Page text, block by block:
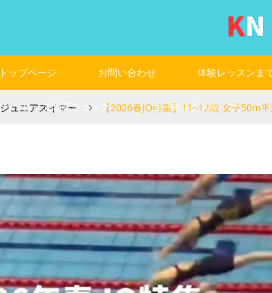
トップページ お問い合わせ 体験レッスンま
レース動画チェック コーチングスタッフ
ジュニアスイマー 【2026春JO特集】11~12歳 女子50m